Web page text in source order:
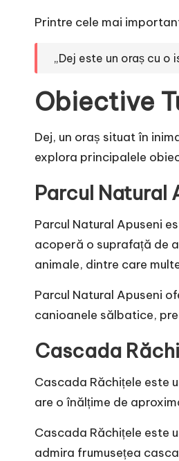
Printre cele mai
„Dej este un oraș cu
Obiective
Dej, un oraș situat în
explora principalele
Parcul Natural
Parcul Natural Apuseni
acoperă o suprafață de
animale, dintre care
Parcul Natural Apuseni
canioanele sălbatice,
Cascada
Cascada Răchițele este
are o înălțime de
Cascada Răchițele este
admira frumusețea